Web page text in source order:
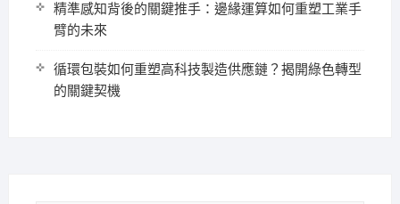
精準感知背後的關鍵推手：邊緣運算如何重塑工業手
臂的未來
循環包裝如何重塑高科技製造供應鏈？揭開綠色轉型
的關鍵契機